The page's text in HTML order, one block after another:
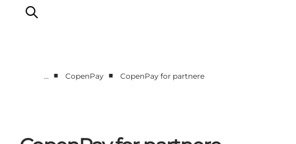
Turismeviden
… ■ CopenPay ■ CopenPay for partnere